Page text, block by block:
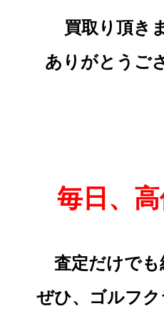
買取り頂き
ありがとうご
毎日、高
査定だけで
ぜひ、ゴルフ